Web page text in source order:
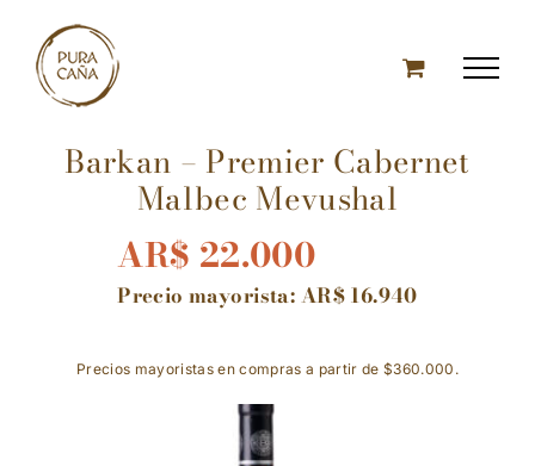
content
Barkan – Premier Cabernet
Malbec Mevushal
AR$ 22.000
Precio mayorista:AR$16.940
Precios mayoristas en compras a partir de $360.000.